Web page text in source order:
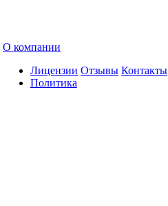
О компании
Лицензии
Политика
Отзывы Контакты